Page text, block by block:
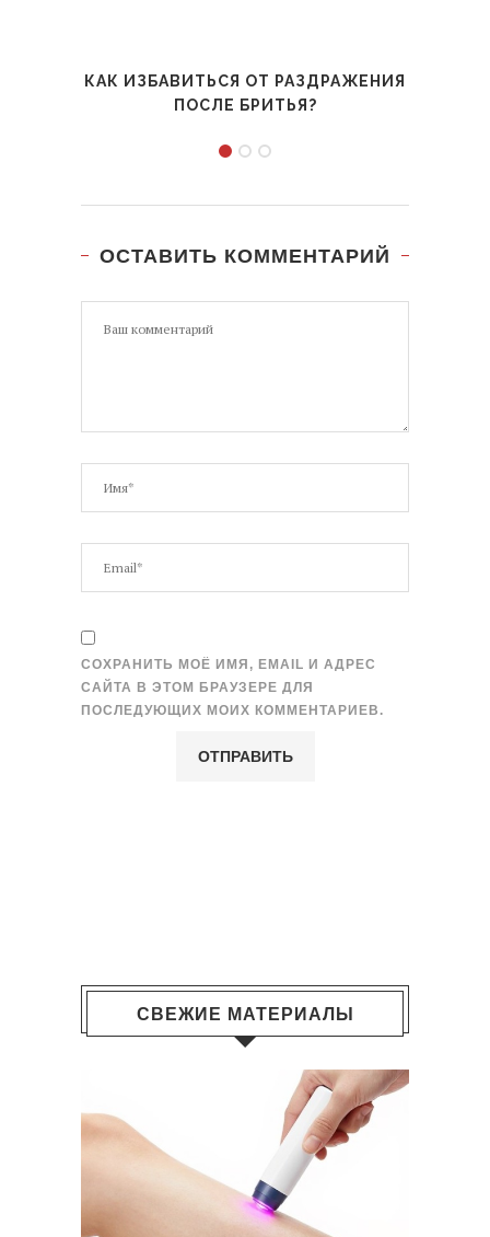
КАК ИЗБАВИТЬСЯ ОТ РАЗДРАЖЕНИЯ
ПОСЛЕ БРИТЬЯ?
ОСТАВИТЬ КОММЕНТАРИЙ
СОХРАНИТЬ МОЁ ИМЯ, EMAIL И АДРЕС
САЙТА В ЭТОМ БРАУЗЕРЕ ДЛЯ
ПОСЛЕДУЮЩИХ МОИХ КОММЕНТАРИЕВ.
СВЕЖИЕ МАТЕРИАЛЫ